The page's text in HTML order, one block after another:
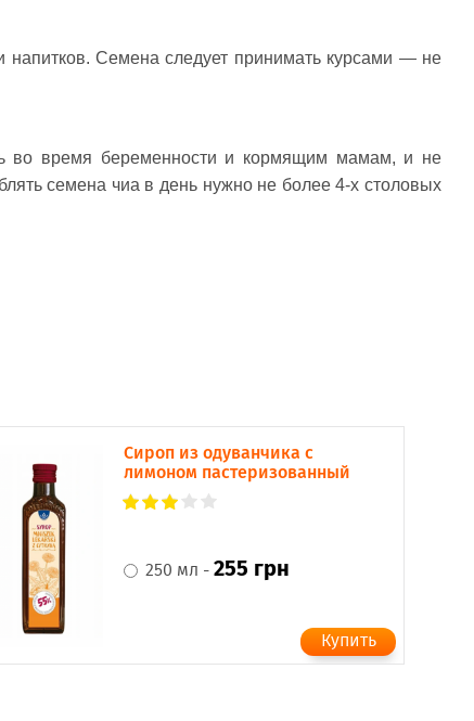
во время беременности и кормящим мамам, и не
семена чиа в день нужно не более 4-х столовых
Сироп из одуванчика с
лимоном пастеризованный
250 мл -255 грн